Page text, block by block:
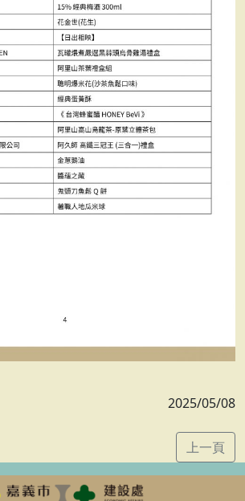
2025/05/08
上一頁